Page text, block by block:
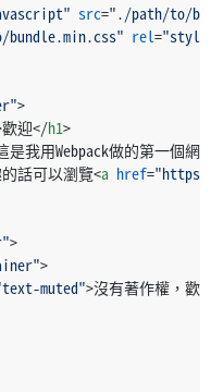
src="./path/to/
rel=
>
歡迎</h1>
是我用Webpack做的第一個網
話可以瀏覽<a href=
>
>
muted">沒有著作權，歡